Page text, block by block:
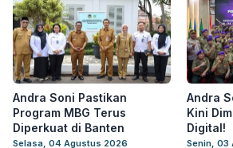
Andra Soni Pastikan
Program MBG Terus
Diperkuat di Banten
Selasa, 04 Agustus 2026
Andra
Kini
Digital!
Senin, 03